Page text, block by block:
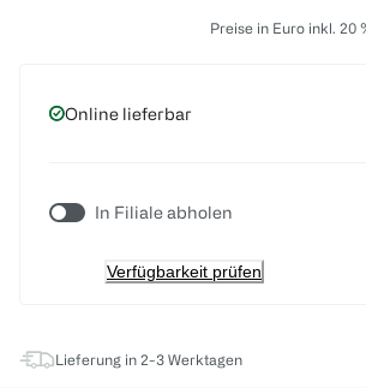
Preise in Euro inkl. 20
Online lieferbar
In Filiale abholen
Verfügbarkeit prüfen
Lieferung in 2-3 Werktagen